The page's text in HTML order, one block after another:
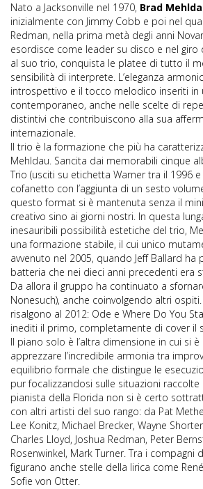
Nato a Jacksonville nel 1970, Brad
inizialmente con Jimmy Cobb e poi nel
Redman, nella prima metà degli anni
esordisce come leader su disco e nel giro
al suo trio, conquista le platee di tutto il
sensibilità di interprete. L’eleganza
introspettivo e il tocco melodico inseriti in
contemporaneo, anche nelle scelte di
distintivi che contribuiscono alla sua
internazionale.
Il trio è la formazione che più ha
Mehldau. Sancita dai memorabili cinque
Trio (usciti su etichetta Warner tra il 1996
cofanetto con l’aggiunta di un sesto
questo format si è mantenuta senza il
creativo sino ai giorni nostri. In questa
inesauribili possibilità estetiche del trio,
una formazione stabile, il cui unico
avvenuto nel 2005, quando Jeff Ballard ha
batteria che nei dieci anni precedenti era
Da allora il gruppo ha continuato a
Nonesuch), anche coinvolgendo altri
risalgono al 2012: Ode e Where Do You
inediti il primo, completamente di cover il
Il piano solo è l’altra dimensione in cui si
apprezzare l’incredibile armonia tra
equilibrio formale che distingue le
pur focalizzandosi sulle situazioni
pianista della Florida non si è certo
con altri artisti del suo rango: da Pat
Lee Konitz, Michael Brecker, Wayne
Charles Lloyd, Joshua Redman, Peter
Rosenwinkel, Mark Turner. Tra i compagni
figurano anche stelle della lirica come
Sofie von Otter.